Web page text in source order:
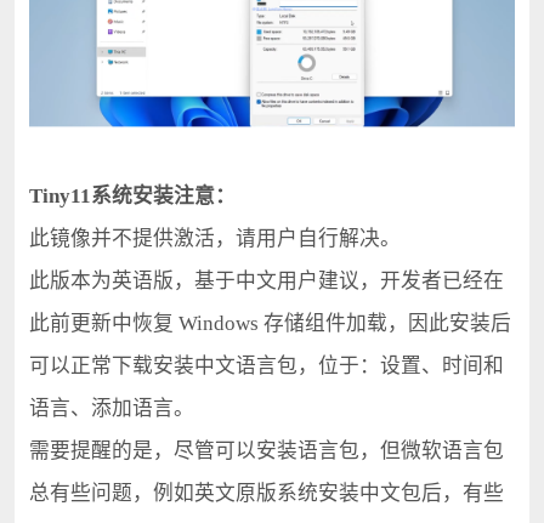
Tiny11系统安装注意：
此镜像并不提供激活，请用户自行解决。
此版本为英语版，基于中文用户建议，开发者已经在
此前更新中恢复 Windows 存储组件加载，因此安装后
可以正常下载安装中文语言包，位于：设置、时间和
语言、添加语言。
需要提醒的是，尽管可以安装语言包，但微软语言包
总有些问题，例如英文原版系统安装中文包后，有些